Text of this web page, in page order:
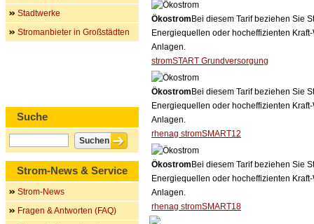
Ökostrom Bei diesem Tarif beziehen Sie
Energiequellen oder hocheffizienten
Anlagen.
stromSTART Grundversorgung
Ökostrom Bei diesem Tarif beziehen Sie
Energiequellen oder hocheffizienten
Anlagen.
rhenag stromSMART12
Ökostrom Bei diesem Tarif beziehen Sie
Energiequellen oder hocheffizienten
Anlagen.
rhenag stromSMART18
Stadtwerke
Stromanbieter in Großstädten
Suche
Strom-News & Service
Strom-News
Fragen & Antworten (FAQ)